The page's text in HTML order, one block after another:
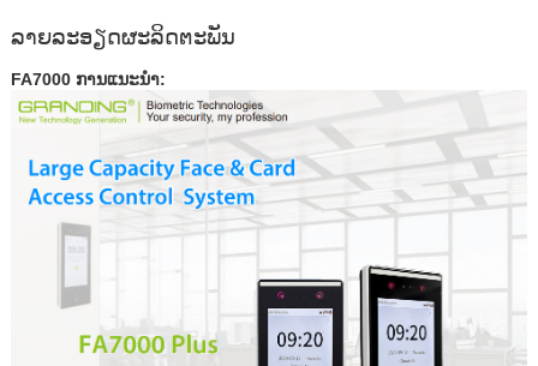
ລາຍລະອຽດຜະລິດຕະພັນ
FA7000 ການແນະນຳ: